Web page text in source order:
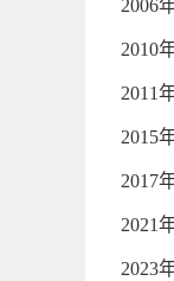
2006
2010
2011
2015
2017
2021
2023